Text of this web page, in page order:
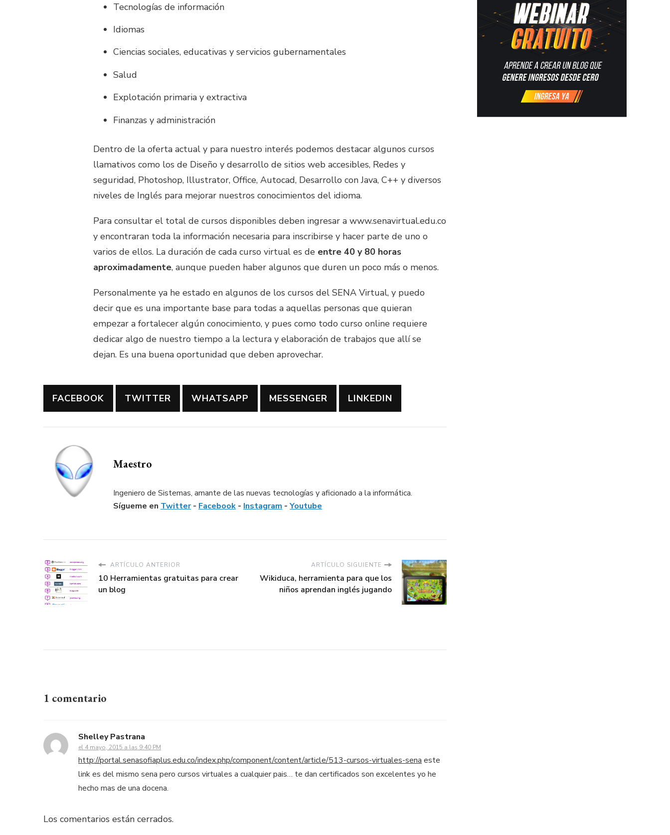
Tecnologías de información
Idiomas
Ciencias sociales, educativas y servicios gubernamentales
Salud
Explotación primaria y extractiva
Finanzas y administración
Dentro de la oferta actual y para nuestro interés podemos destacar algunos cursos
llamativos como los de Diseño y desarrollo de sitios web accesibles, Redes y
seguridad, Photoshop, Illustrator, Office, Autocad, Desarrollo con Java, C++ y diversos
niveles de Inglés para mejorar nuestros conocimientos del idioma.
Para consultar el total de cursos disponibles deben ingresar a www.senavirtual.edu.co
y encontraran toda la información necesaria para inscribirse y hacer parte de uno o
varios de ellos. La duración de cada curso virtual es de entre 40 y 80 horas
aproximadamente, aunque pueden haber algunos que duren un poco más o menos.
Personalmente ya he estado en algunos de los cursos del SENA Virtual, y puedo
decir que es una importante base para todas a aquellas personas que quieran
empezar a fortalecer algún conocimiento, y pues como todo curso online requiere
dedicar algo de nuestro tiempo a la lectura y elaboración de trabajos que allí se
dejan. Es una buena oportunidad que deben aprovechar.
FACEBOOK TWITTER WHATSAPP MESSENGER LINKEDIN
Maestro
Ingeniero de Sistemas, amante de las nuevas tecnologías y aficionado a la informática.
Sígueme en Twitter- Facebook - Instagram - Youtube
ARTÍCULO ANTERIOR
10 Herramientas gratuitas para crear
un blog
ARTÍCULO SIGUIENTE
Wikiduca, herramienta para que los
niños aprendan inglés jugando
1 comentario
Shelley Pastrana
el 4 mayo, 2015 a las 9:40 PM
http://portal.senasofiaplus.edu.co/index.php/component/content/article/513-cursos-virtuales-senaeste
link es del mismo sena pero cursos virtuales a cualquier pais… te dan certificados son excelentes yo he
hecho mas de una docena.
Los comentarios están cerrados.